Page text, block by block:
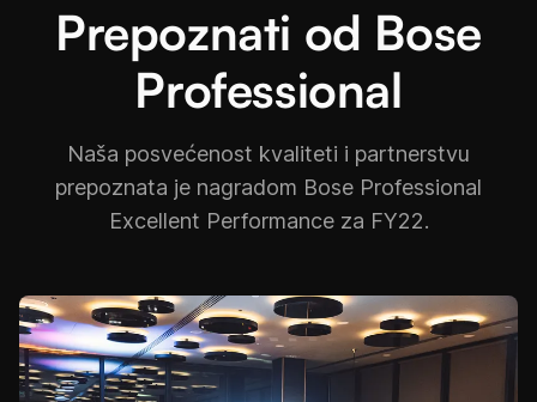
Prepoznati od Bose
Professional
Naša posvećenost kvaliteti i partnerstvu
prepoznata je nagradom Bose Professional
Excellent Performance za FY22.